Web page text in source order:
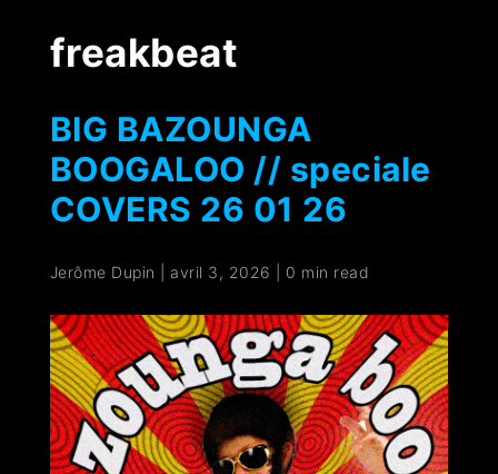
freakbeat
BIG BAZOUNGA
BOOGALOO // speciale
COVERS 26 01 26
Jerôme Dupin avril 3, 2026 0 min read